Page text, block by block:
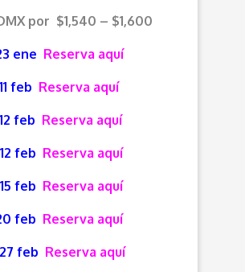
por $1,540 – $1,600
ene Reserva aquí
feb Reserva aquí
feb Reserva aquí
feb Reserva aquí
feb Reserva aquí
feb Reserva aquí
feb Reserva aquí